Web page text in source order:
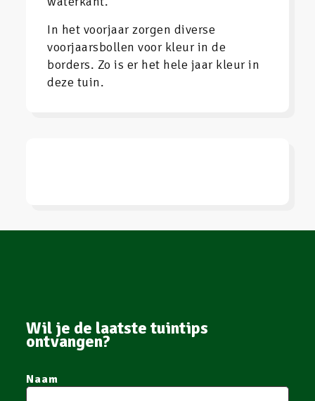
In het voorjaar zorgen diverse
voorjaarsbollen voor kleur in de
borders. Zo is er het hele jaar kleur in
deze tuin.
Wil je de laatste tuintips
ontvangen?
Naam